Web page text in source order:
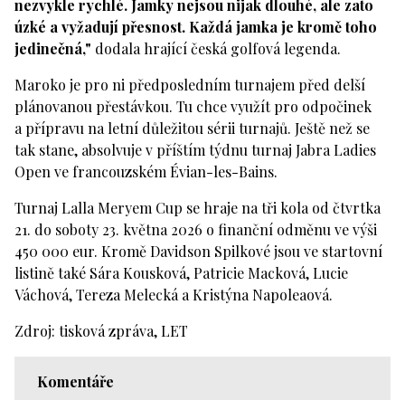
nezvykle rychlé. Jamky nejsou nijak dlouhé, ale zato
úzké a vyžadují přesnost. Každá jamka je kromě toho
jedinečná," dodala hrající česká golfová legenda.
Maroko je pro ni předposledním turnajem před delší
plánovanou přestávkou. Tu chce využít pro odpočinek
a přípravu na letní důležitou sérii turnajů. Ještě než se
tak stane, absolvuje v příštím týdnu turnaj Jabra Ladies
Open ve francouzském Évian-les-Bains.
Turnaj Lalla Meryem Cup se hraje na tři kola od čtvrtka
21. do soboty 23. května 2026 o finanční odměnu ve výši
450 000 eur. Kromě Davidson Spilkové jsou ve startovní
listině také Sára Kousková, Patricie Macková, Lucie
Váchová, Tereza Melecká a Kristýna Napoleaová.
Zdroj: tisková zpráva, LET
Komentáře